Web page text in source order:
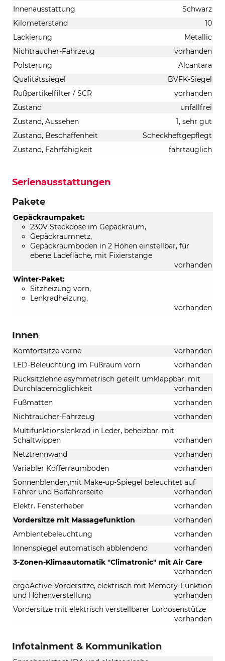
Innenausstattung
Schwarz
Kilometerstand
10
Lackierung
Metallic
Nichtraucher-Fahrzeug
vorhanden
Polsterung
Alcantara
Qualitätssiegel
BVFK-Siegel
Rußpartikelfilter / SCR
vorhanden
Zustand
unfallfrei
Zustand, Aussehen
1, sehr gut
Zustand, Beschaffenheit
Scheckheftgepflegt
Zustand, Fahrfähigkeit
fahrtauglich
Serienausstattungen
Pakete
Gepäckraumpaket:
230V Steckdose im Gepäckraum,
Gepäckraumnetz,
Gepäckraumboden in 2 Höhen einstellbar, für
ebene Ladefläche, mit Fixierstange
vorhanden
Winter-Paket:
Sitzheizung vorn,
Lenkradheizung,
vorhanden
Innen
Komfortsitze vorne
vorhanden
LED-Beleuchtung im Fußraum vorn
vorhanden
Rücksitzlehne asymmetrisch geteilt umklappbar, mit
Durchlademöglichkeit
vorhanden
Fußmatten
vorhanden
Nichtraucher-Fahrzeug
vorhanden
Multifunktionslenkrad in Leder, beheizbar, mit
Schaltwippen
vorhanden
Netztrennwand
vorhanden
Variabler Kofferraumboden
vorhanden
Sonnenblenden,mit Make-up-Spiegel beleuchtet auf
Fahrer und Beifahrerseite
vorhanden
Elektr. Fensterheber
vorhanden
Vordersitze mit Massagefunktion
vorhanden
Ambientebeleuchtung
vorhanden
Innenspiegel automatisch abblendend
vorhanden
3-Zonen-Klimaautomatik "Climatronic" mit Air Care
vorhanden
ergoActive-Vordersitze, elektrisch mit Memory-Funktion
und Höhenverstellung
vorhanden
Vordersitze mit elektrisch verstellbarer Lordosenstütze
vorhanden
Infotainment & Kommunikation